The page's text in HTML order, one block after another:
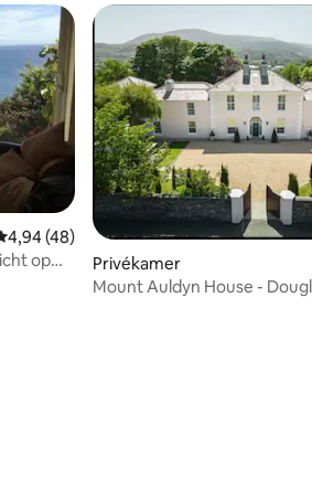
beoordeling van 4,94 op 5,
4,94 (48)
op
Privékamer
Mount Auldyn House -